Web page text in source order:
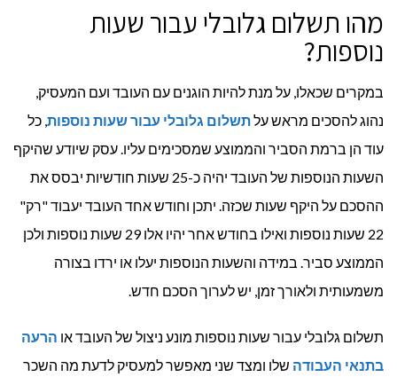
מהו תשלום גלובלי עבור שעות
נוספות?
במקרים שכאלו, על מנת להיות הוגנים עם העובד ועם המעסיק,
נהוג להסכים מראש עלתשלום גלובלי עבור שעות נוספות, כל
עוד הן ברמת הסביר והממוצע שמסכימים עליו. עסק שיודע שהיקף
השעות הנוספות של העובד יהיה כ-25 שעות חודשיות יבסס את
ההסכם על היקף שעות שכזה. יתכן וחודש אחד העובד יעבוד "רק"
22 שעות נוספות ואילו בחודש אחר יהיו אלו 29 שעות נוספות ולכן
הממוצע סביר. במידה והשעות הנוספות יעלו או ירדו בצורה
משמעותית ולאורך זמן, יש לערוך הסכם חדש.
תשלום גלובלי עבור שעות נוספות מונע ניצול של העובד או הרעה
בתנאי העבודה שלו ומצד שני מאפשר למעסיק לדעת מה השכר